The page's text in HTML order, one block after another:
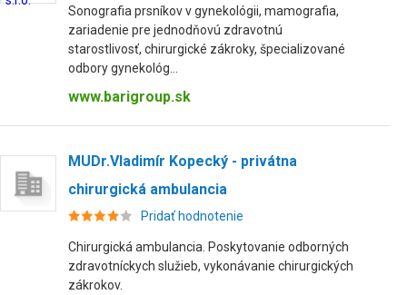
Sonografia prsníkov v gynekológii, mamografia,
zariadenie pre jednodňovú zdravotnú
starostlivosť, chirurgické zákroky, špecializované
odbory gynekológ...
www.barigroup.sk
MUDr.Vladimír Kopecký - privátna
chirurgická ambulancia
Pridať hodnotenie
Chirurgická ambulancia. Poskytovanie odborných
zdravotníckych služieb, vykonávanie chirurgických
zákrokov.